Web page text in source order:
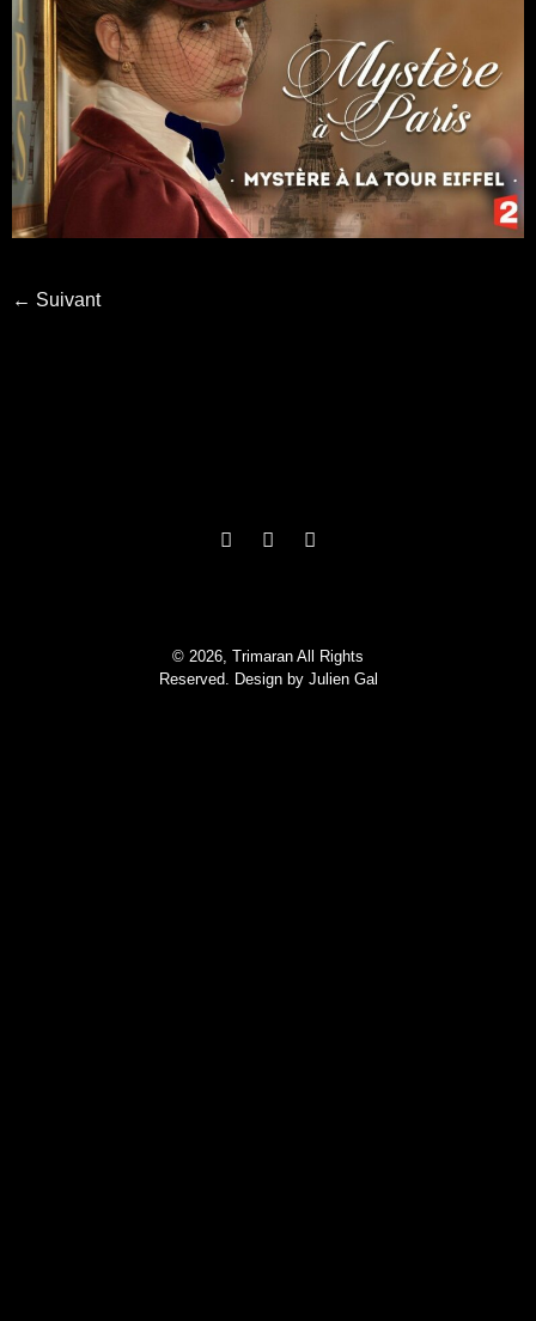
Séries
Histoire
Thriller
Réalisatrice : Léa Fazer
France Télévisions / Thalie
← Suivant
© 2026, Trimaran All Rights
Reserved. Design byJulien Gal